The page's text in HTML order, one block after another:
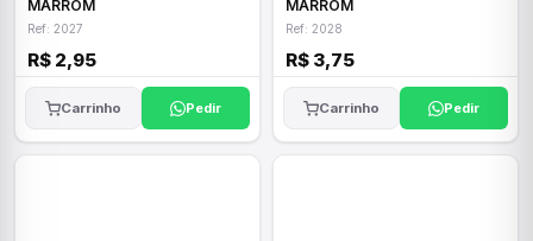
MARROM
Ref: 2027
R$ 2,95
Carrinho Pedir
MARROM
Ref: 2028
R$ 3,75
Carrinho Pedir